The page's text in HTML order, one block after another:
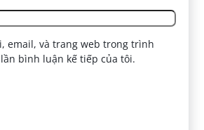
email, và trang web trong trình
bình luận kế tiếp của tôi.